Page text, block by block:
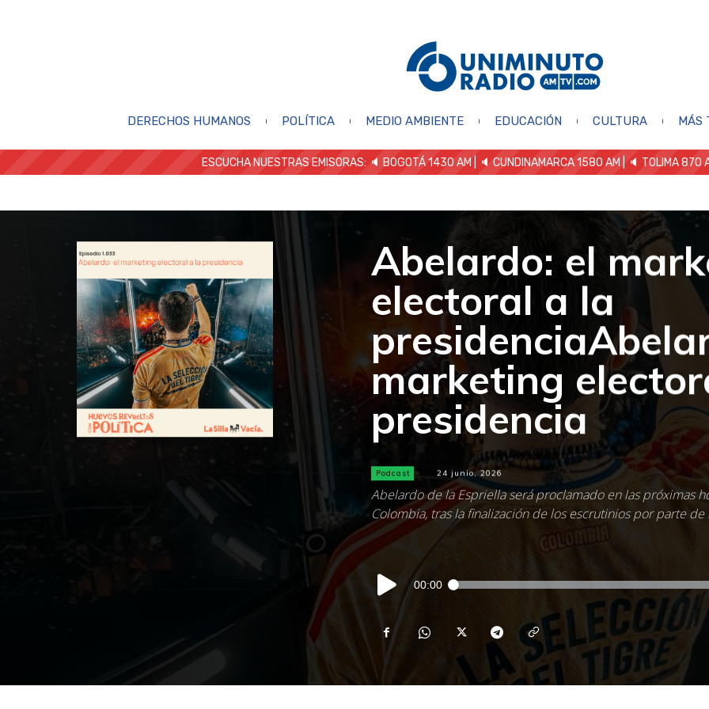
DERECHOS HUMANOS POLÍTICA MEDIO AMBIENTE EDUCACIÓN CULTURA MÁS
ESCUCHA NUESTRAS EMISORAS: 🔈 BOGOTÁ 1430 AM | 🔈 CUNDINAMARCA 1580 AM | 🔈 TOLIMA 870
Abelardo: el
electoral a la
marketing
presidencia
Podcast 24 junio, 2026
Abelardo de la Espriella será proclamado en las próximas
Colombia, tras la finalización de los escrutinios por parte
Reproductor
de
00:00